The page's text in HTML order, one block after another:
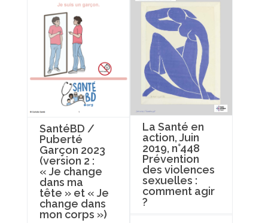
SantéBD /
Puberté
Garçon 2023
(version 2 :
« Je change
dans ma
tête » et « Je
change dans
mon corps »)
La Santé en
action, Juin
2019, n°448
Prévention
des violences
sexuelles :
comment agir
?